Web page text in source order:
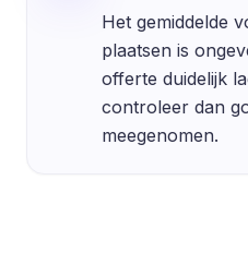
Het gemiddelde
plaatsen is
offerte duidelijk
controleer dan
meegenomen.